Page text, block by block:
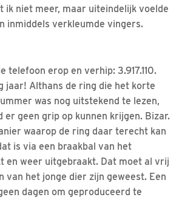
ik niet meer, maar uiteindelijk voelde
inmiddels verkleumde vingers.
telefoon erop en verhip: 3.917.110.
jaar! Althans de ring die het korte
was nog uitstekend te lezen,
er geen grip op kunnen krijgen. Bizar.
waarop de ring daar terecht kan
is via een braakbal van het
en weer uitgebraakt. Dat moet al vrij
van het jonge dier zijn geweest. Een
dagen om geproduceerd te